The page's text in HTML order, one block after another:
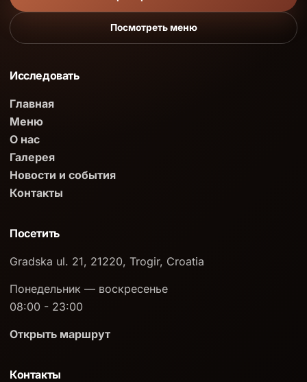
Посмотреть меню
Исследовать
Главная
Меню
О нас
Галерея
Новости и события
Контакты
Посетить
Gradska ul. 21, 21220, Trogir, Croatia
Понедельник — воскресенье
08:00 - 23:00
Открыть маршрут
Контакты